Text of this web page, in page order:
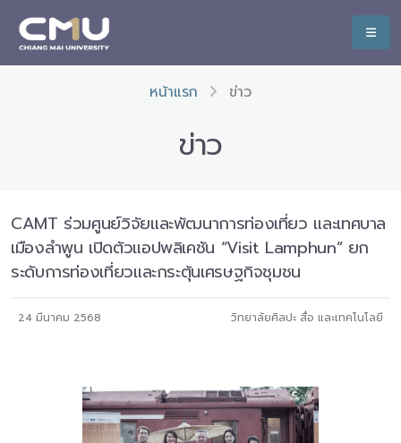
หน้าแรก ข่าว
ข่าว
CAMT ร่วมศูนย์วิจัยและพัฒนาการท่องเที่ยว และเทศบาล
เมืองลำพูน เปิดตัวแอปพลิเคชัน “Visit Lamphun” ยก
ระดับการท่องเที่ยวและกระตุ้นเศรษฐกิจชุมชน
24 มีนาคม 2568 วิทยาลัยศิลปะ สื่อ และเทคโนโลยี